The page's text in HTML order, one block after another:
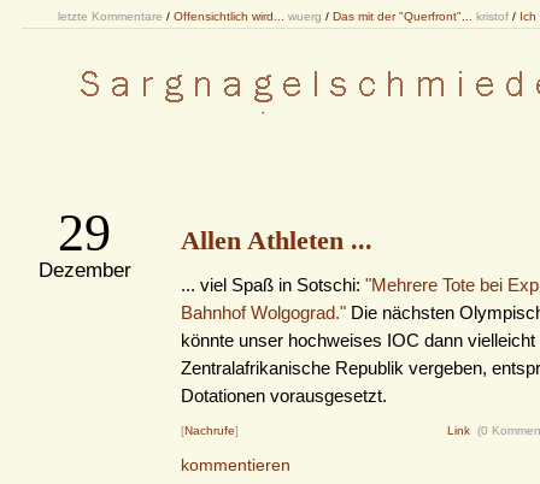
letzte Kommentare / Offensichtlich wird... wuerg / Das mit der "Querfront"... kristof / Ich
29
Dezember
Allen Athleten ...
... viel Spaß in Sotschi: "Mehrere Tote bei
Bahnhof Wolgograd." Die nächsten
könnte unser hochweises IOC dann vielleicht
Zentralafrikanische Republik vergeben,
Dotationen vorausgesetzt.
[Nachrufe] Link (0
kommentieren